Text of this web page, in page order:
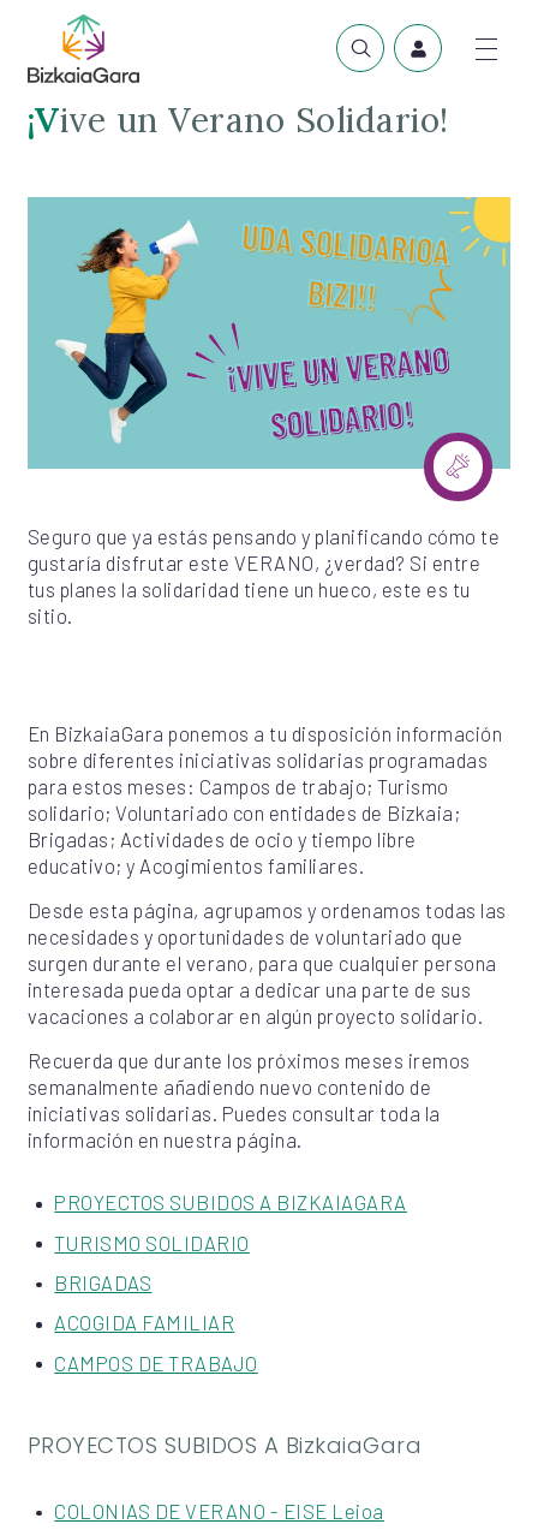
¡Vive un Verano Solidario!
Seguro que ya estás pensando y planificando cómo te
gustaría disfrutar este VERANO, ¿verdad? Si entre
tus planes la solidaridad tiene un hueco, este es tu
sitio.
En BizkaiaGara ponemos a tu disposición información
sobre diferentes iniciativas solidarias programadas
para estos meses: Campos de trabajo; Turismo
solidario; Voluntariado con entidades de Bizkaia;
Brigadas; Actividades de ocio y tiempo libre
educativo; y Acogimientos familiares.
Desde esta página, agrupamos y ordenamos todas las
necesidades y oportunidades de voluntariado que
surgen durante el verano, para que cualquier persona
interesada pueda optar a dedicar una parte de sus
vacaciones a colaborar en algún proyecto solidario.
Recuerda que durante los próximos meses iremos
semanalmente añadiendo nuevo contenido de
iniciativas solidarias. Puedes consultar toda la
información en nuestra página.
PROYECTOS SUBIDOS A BIZKAIAGARA
TURISMO SOLIDARIO
BRIGADAS
ACOGIDA FAMILIAR
CAMPOS DE TRABAJO
PROYECTOS SUBIDOS A BizkaiaGara
COLONIAS DE VERANO - EISE Leioa